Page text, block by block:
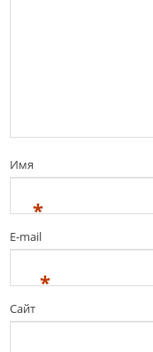
Имя
*
E-mail
*
Сайт